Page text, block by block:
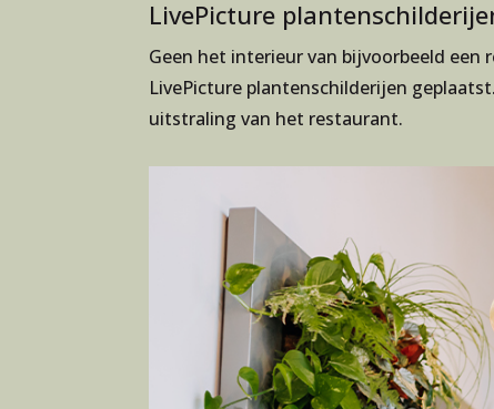
LivePicture
Geen het interieur van bijvoorbeeld een
LivePicture plantenschilderijen
uitstraling van het restaurant.